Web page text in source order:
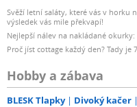
Svěží letní saláty, které vás v horku
výsledek vás mile překvapí!
Nejlepší nálev na nakládané
Proč jíst cottage každý den? Tady
Hobby a zábava
BLESK Tlapky Divoký kačer